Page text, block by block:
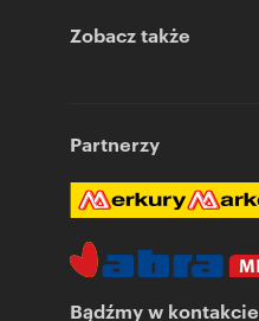
Zobacz także
Partnerzy
Bądźmy w kontakcie